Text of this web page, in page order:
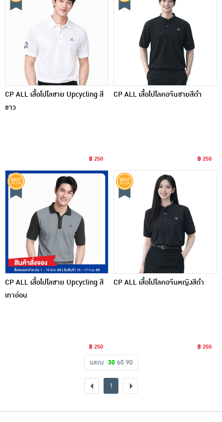
CP ALL เสื้อโปโลชาย Upcycling สี
ขาว
฿ 250
CP ALL เสื้อโปโลคอจีนชายสีดำ
฿ 250
CP ALL เสื้อโปโลชาย Upcycling สี
เทาอ่อน
฿ 250
CP ALL เสื้อโปโลคอจีนหญิงสีดำ
฿ 250
แสดง 30 60 90
1